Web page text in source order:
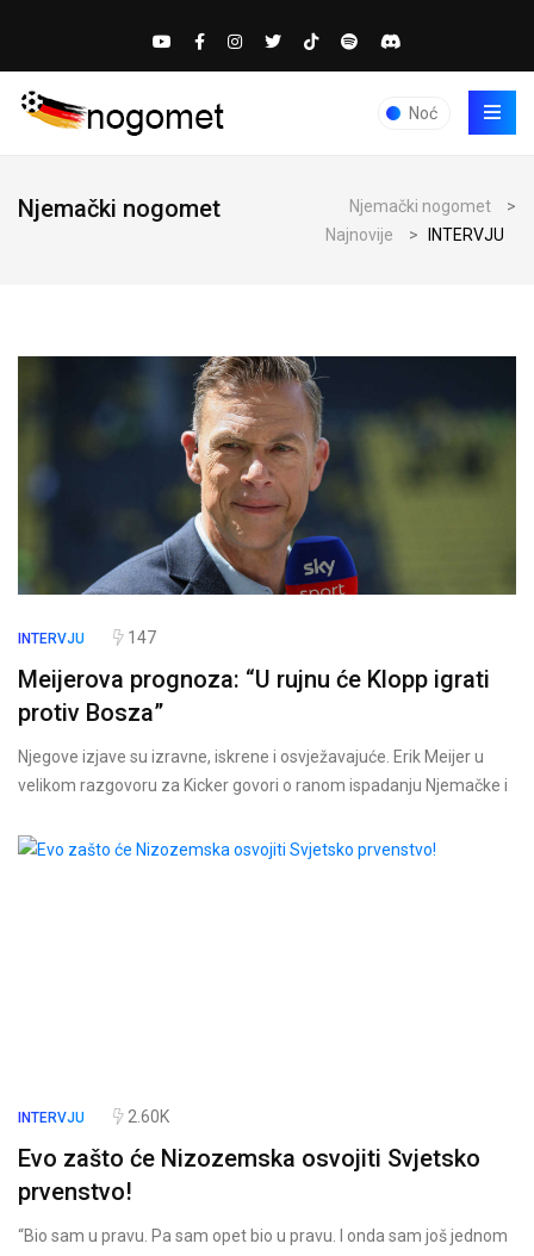
Noć
Njemački nogomet Njemački nogomet
>
Najnovije
> INTERVJU
INTERVJU 147
Meijerova prognoza: “U rujnu će Klopp igrati
protiv Bosza”
Njegove izjave su izravne, iskrene i osvježavajuće. Erik Meijer u
velikom razgovoru za Kicker govori o ranom ispadanju Njemačke i
INTERVJU 2.60K
Evo zašto će Nizozemska osvojiti Svjetsko
prvenstvo!
“Bio sam u pravu. Pa sam opet bio u pravu. I onda sam još jednom